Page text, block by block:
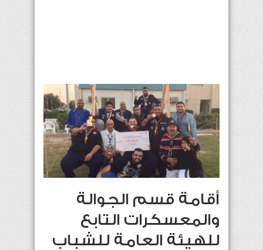
أقامة قسم الجوالة
والمعسكرات التابع
للهيئة العامة للشباب